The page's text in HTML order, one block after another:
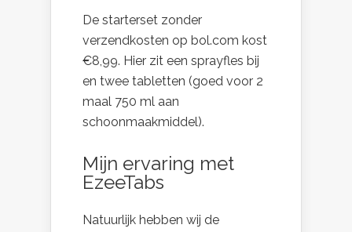
De starterset zonder
verzendkosten op bol.com kost
€8,99. Hier zit een sprayfles bij
en twee tabletten (goed voor 2
maal 750 ml aan
schoonmaakmiddel).
Mijn ervaring met
EzeeTabs
Natuurlijk hebben wij de